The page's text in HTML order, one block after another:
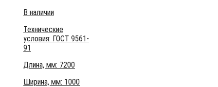
В наличии
Технические
условия: ГОСТ 9561-
91
Длина, мм: 7200
Ширина, мм: 1000